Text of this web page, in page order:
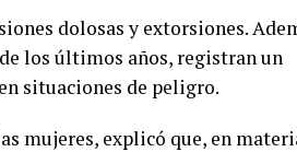
dolosas y extorsiones.
los últimos años, registran un
situaciones de peligro.
mujeres, explicó que, en